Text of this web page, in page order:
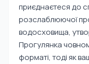
приєднаєтеся до
розслаблюючої
водосховища,
Прогулянка
форматі, тоді як